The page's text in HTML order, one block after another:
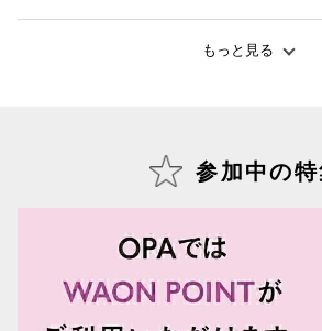
もっと見る
参加中の特